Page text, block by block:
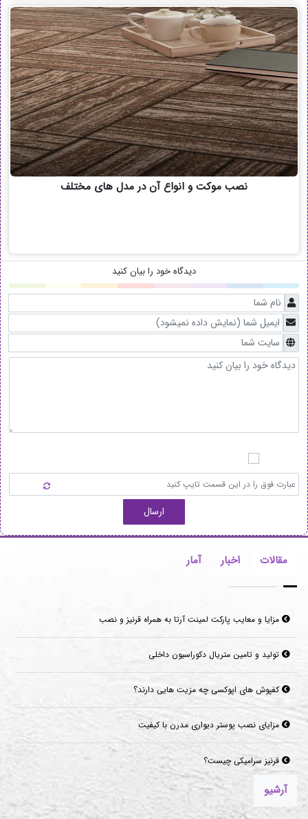
نصب موکت و انواع آن در مدل های مختلف
دیدگاه خود را بیان کنید
ارسال
مقالات اخبار آمار
مزایا و معایب پارکت لمینت آرتا به همراه قرنیز و نصب
تولید و تامین متریال دکوراسیون داخلی
کفپوش های اپوکسی چه مزیت هایی دارند؟
مزایای نصب پوستر دیواری مدرن با کیفیت
قرنیز سرامیکی چیست؟
آرشیو